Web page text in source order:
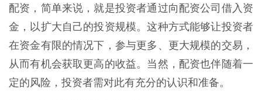
配资，简单来说，就是投资者通过向配资公司借入资
金，以扩大自己的投资规模。这种方式能够让投资者
在资金有限的情况下，参与更多、更大规模的交易，
从而有机会获取更高的收益。当然，配资也伴随着一
定的风险，投资者需对此有充分的认识和准备。